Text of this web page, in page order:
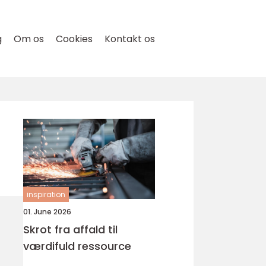
Om os Cookies Kontakt os
inspiration
01. June 2026
Skrot fra affald til
værdifuld ressource